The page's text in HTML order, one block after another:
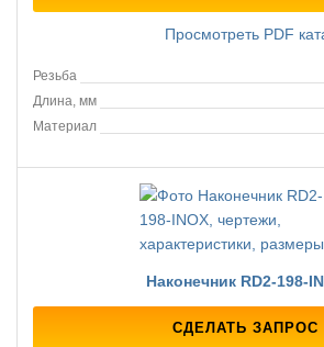
Просмотреть PDF
Резьба
Длина, мм
Материал
Наконечник RD2-198-
СДЕЛАТЬ ЗАПРОС